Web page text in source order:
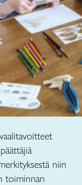
niin
toiminnan